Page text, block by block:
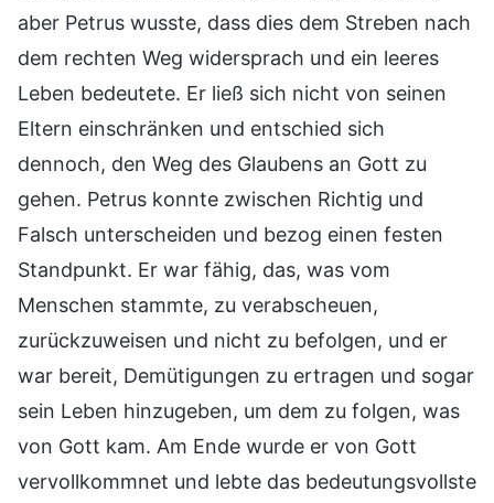
aber Petrus wusste, dass dies dem Streben nach
dem rechten Weg widersprach und ein leeres
Leben bedeutete. Er ließ sich nicht von seinen
Eltern einschränken und entschied sich
dennoch, den Weg des Glaubens an Gott zu
gehen. Petrus konnte zwischen Richtig und
Falsch unterscheiden und bezog einen festen
Standpunkt. Er war fähig, das, was vom
Menschen stammte, zu verabscheuen,
zurückzuweisen und nicht zu befolgen, und er
war bereit, Demütigungen zu ertragen und sogar
sein Leben hinzugeben, um dem zu folgen, was
von Gott kam. Am Ende wurde er von Gott
vervollkommnet und lebte das bedeutungsvollste